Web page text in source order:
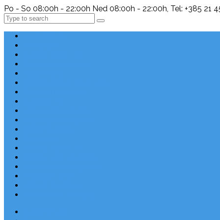
Po - So 08:00h - 22:00h Ned 08:00h - 22:00h, Tel: +385 21
Search